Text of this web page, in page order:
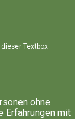
Textbox
ohne
Erfahrungen mit